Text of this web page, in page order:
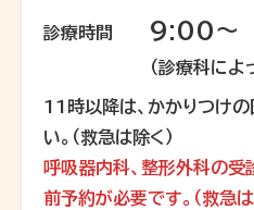
診療時間 9:00～
（診療科に
11時以降は、かかりつけ
い。（救急は除く）
呼吸器内科、整形外科の
前予約が必要です。（救急は